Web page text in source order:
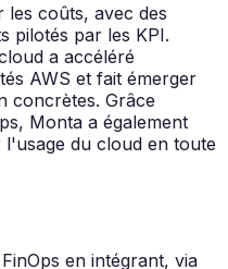
les coûts, avec des
pilotés par les KPI.
a accéléré
AWS et fait émerger
concrètes. Grâce
Monta a également
du cloud en toute
en intégrant, via